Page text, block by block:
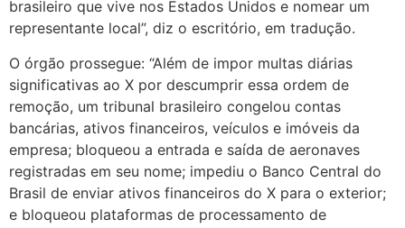
brasileiro que vive nos Estados Unidos e nomear um
representante local”, diz o escritório, em tradução.
O órgão prossegue: “Além de impor multas diárias
significativas ao X por descumprir essa ordem de
remoção, um tribunal brasileiro congelou contas
bancárias, ativos financeiros, veículos e imóveis da
empresa; bloqueou a entrada e saída de aeronaves
registradas em seu nome; impediu o Banco Central do
Brasil de enviar ativos financeiros do X para o exterior;
e bloqueou plataformas de processamento de